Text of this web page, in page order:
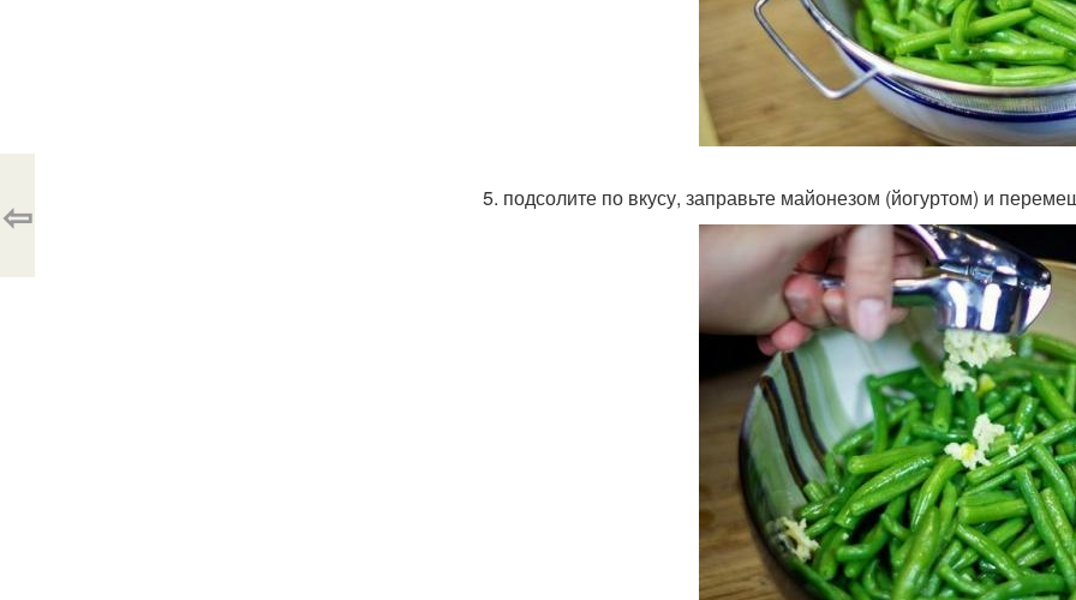
5. подсолите по вкусу, заправьте майонезом (йогуртом) и
⇦